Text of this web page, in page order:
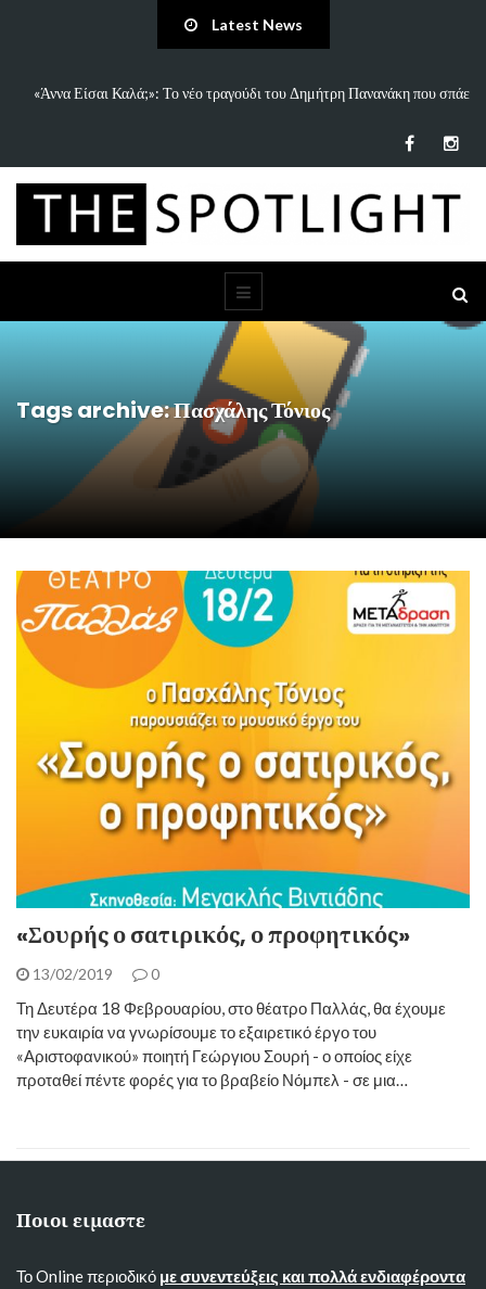
Latest News
Είσαι Καλά;»: Το νέο τραγούδι του Δημήτρη Πανανάκη που σπάει
5 Ιδέες
Tags archive: Πασχάλης Τόνιος
«Σουρής ο σατιρικός, ο προφητικός»
13/02/2019 0
Τη Δευτέρα 18 Φεβρουαρίου, στο θέατρο Παλλάς, θα έχουμε
την ευκαιρία να γνωρίσουμε το εξαιρετικό έργο του
«Αριστοφανικού» ποιητή Γεώργιου Σουρή - ο οποίος είχε
προταθεί πέντε φορές για το βραβείο Νόμπελ - σε μια…
Ποιοι ειμαστε
Το Online περιοδικό με συνεντεύξεις και πολλά ενδιαφέροντα